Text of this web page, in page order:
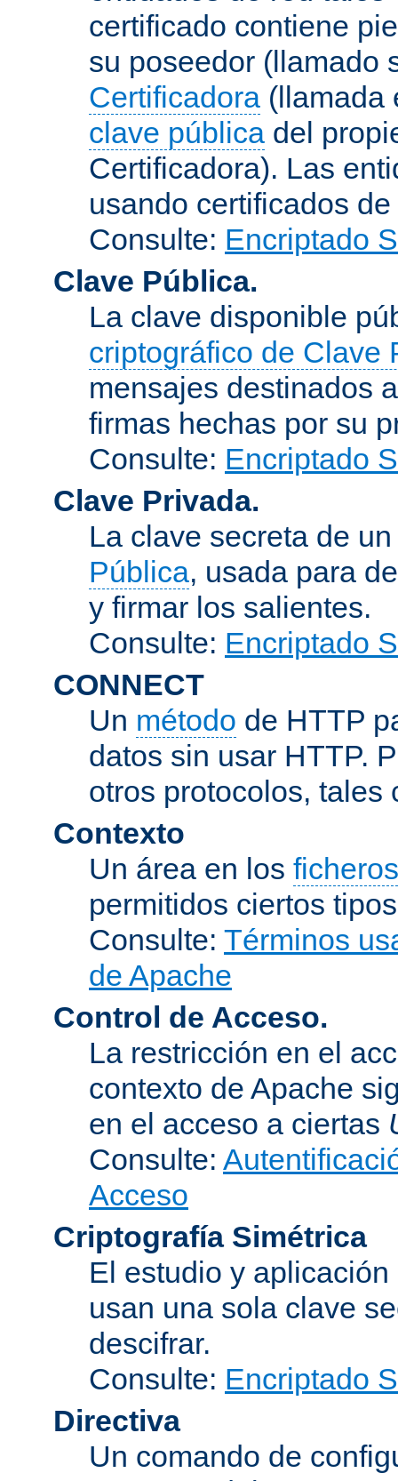
certificado contiene
su poseedor (llamado
Certificadora (llamada
clave pública del
Certificadora). Las
usando certificados
Consulte: Encriptado
Clave Pública.
La clave disponible
criptográfico de Clave
mensajes destinados
firmas hechas por su
Consulte: Encriptado
Clave Privada.
La clave secreta de
Pública, usada para
y firmar los salientes.
Consulte: Encriptado
CONNECT
Un método de HTTP
datos sin usar HTTP.
otros protocolos, tales
Contexto
Un área en los
permitidos ciertos
Consulte: Términos
de Apache
Control de Acceso.
La restricción en el
contexto de Apache
en el acceso a ciertas
Consulte:
Acceso
Criptografía Simétrica
El estudio y
usan una sola clave
descifrar.
Consulte: Encriptado
Directiva
Un comando de